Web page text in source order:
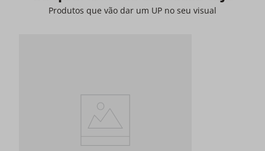
Produtos que vão dar um UP no seu visual